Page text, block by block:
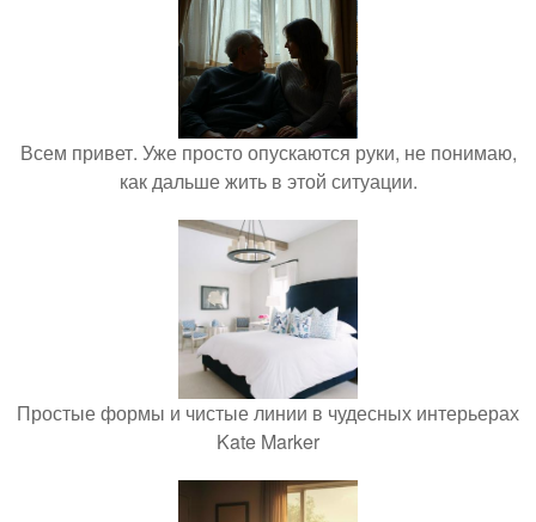
Всем привет. Уже просто опускаются руки, не понимаю,
как дальше жить в этой ситуации.
Простые формы и чистые линии в чудесных интерьерах
Kate Marker